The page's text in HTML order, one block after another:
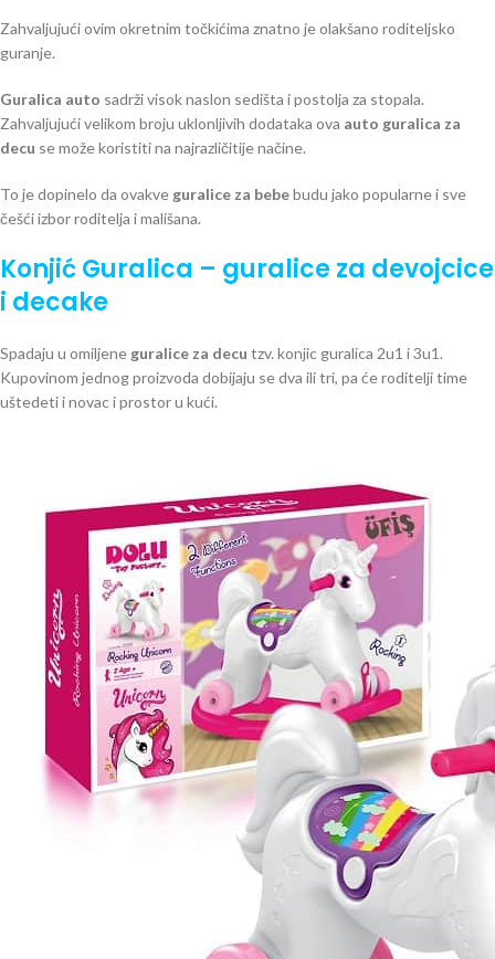
Zahvaljujući ovim okretnim točkićima znatno je olakšano roditeljsko
guranje.
Guralica auto sadrži visok naslon sedišta i postolja za stopala.
Zahvaljujući velikom broju uklonljivih dodataka ova auto guralica za
decu se može koristiti na najrazličitije načine.
To je dopinelo da ovakve guralice za bebebudu jako popularne i sve
češći izbor roditelja i mališana.
Konjić Guralica – guralice za devojcice
i decake
Spadaju u omiljene guralice za decu tzv. konjic guralica 2u1 i 3u1.
Kupovinom jednog proizvoda dobijaju se dva ili tri, pa će roditelji time
uštedeti i novac i prostor u kući.